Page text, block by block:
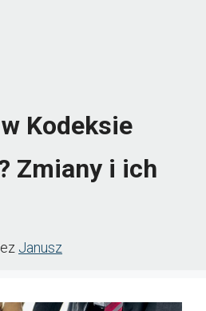
Kodeksie
Zmiany i ich
Janusz